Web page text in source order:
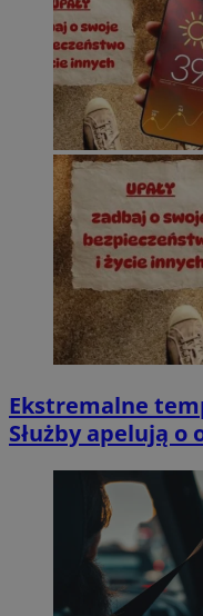
Ekstremalne
Służby apelują o